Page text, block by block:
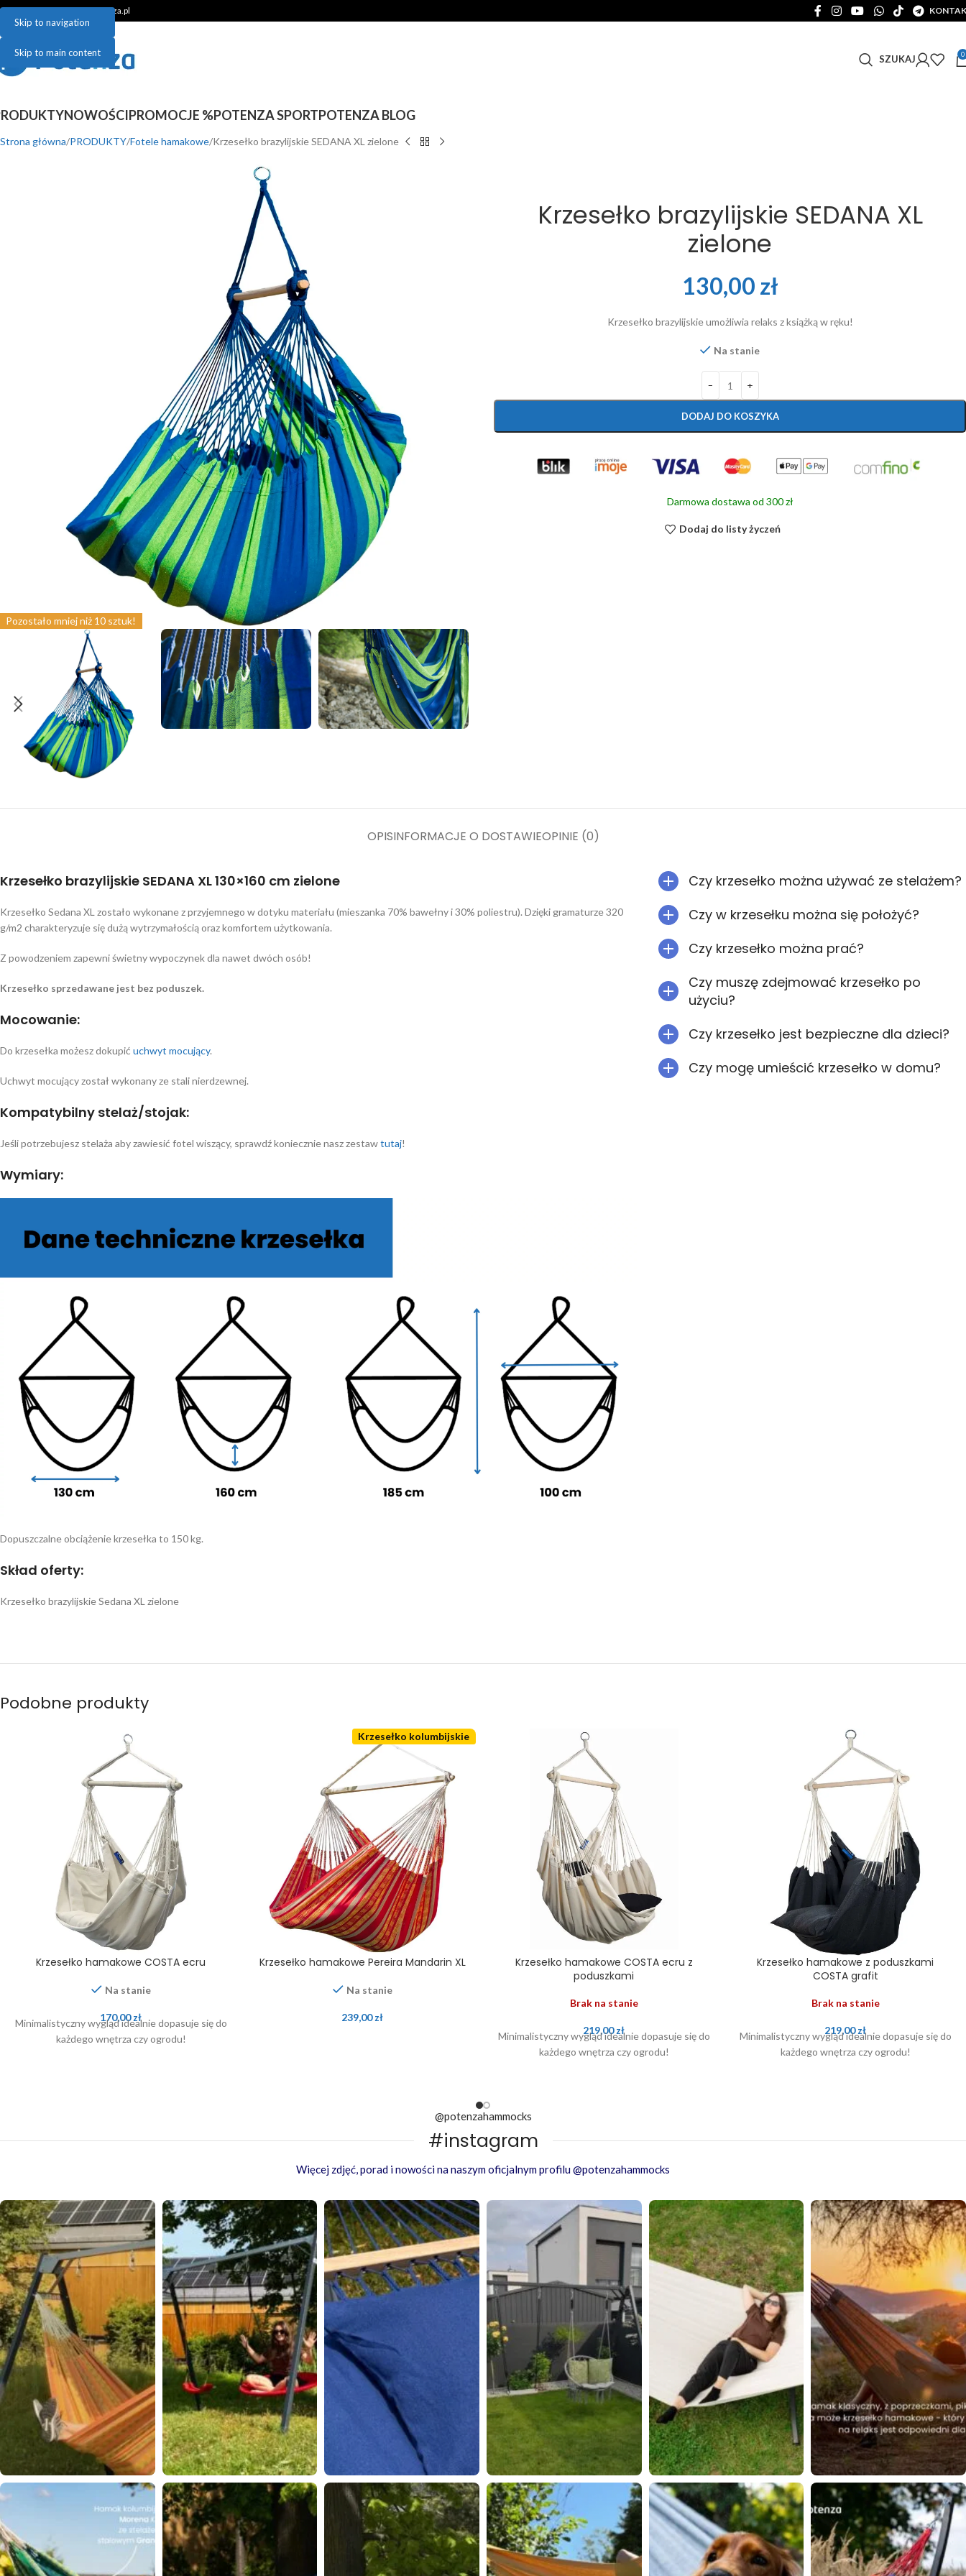
Skip to navigation
Skip to main content
781 048 899 | sklep@potenza.pl
SZUKAJ 0
NOWOŚCIPROMOCJE %POTENZA SPORTPOTENZA BLOG
Strona główna PRODUKTY Fotele hamakowe Krzesełko brazylijskie SEDANA XL zielone
Pozostało mniej niż 10 sztuk!
Krzesełko brazylijskie SEDANA XL
zielone
130,00 zł
Krzesełko brazylijskie umożliwia relaks z książką w ręku!
Na stanie
DODAJ DO KOSZYKA
Darmowa dostawa od 300 zł
Dodaj do listy życzeń
OPISINFORMACJE O DOSTAWIEOPINIE (0)
Krzesełko brazylijskie SEDANA XL 130×160 cm zielone
Krzesełko Sedana XL zostało wykonane z przyjemnego w dotyku materiału (mieszanka 70% bawełny i 30% poliestru). Dzięki gramaturze 320
g/m2 charakteryzuje się dużą wytrzymałością oraz komfortem użytkowania.
Z powodzeniem zapewni świetny wypoczynek dla nawet dwóch osób!
Krzesełko sprzedawane jest bez poduszek.
Mocowanie:
Do krzesełka możesz dokupić uchwyt mocujący.
Uchwyt mocujący został wykonany ze stali nierdzewnej.
Kompatybilny stelaż/stojak:
Jeśli potrzebujesz stelaża aby zawiesić fotel wiszący, sprawdź koniecznie nasz zestawtutaj!
Wymiary:
Dopuszczalne obciążenie krzesełka to 150 kg.
Skład oferty:
Krzesełko brazylijskie Sedana XL zielone
Czy krzesełko można używać ze stelażem?
Czy w krzesełku można się położyć?
Czy krzesełko można prać?
Czy muszę zdejmować krzesełko po
użyciu?
Czy krzesełko jest bezpieczne dla dzieci?
Czy mogę umieścić krzesełko w domu?
Podobne produkty
Krzesełko hamakowe COSTA ecru
Na stanie
170,00zł
Minimalistyczny wygląd idealnie dopasuje się do
każdego wnętrza czy ogrodu!
Krzesełko kolumbijskie
Krzesełko hamakowe Pereira Mandarin XL
Na stanie
239,00zł
Krzesełko hamakowe COSTA ecru z
poduszkami
Brak na stanie
219,00zł
Minimalistyczny wygląd idealnie dopasuje się do
każdego wnętrza czy ogrodu!
Krzesełko hamakowe z poduszkami
COSTA grafit
Brak na stanie
219,00zł
Minimalistyczny wygląd idealnie dopasuje się do
każdego wnętrza czy ogrodu!
@potenzahammocks
#instagram
Więcej zdjęć, porad i nowości na naszym oficjalnym profilu @potenzahammocks